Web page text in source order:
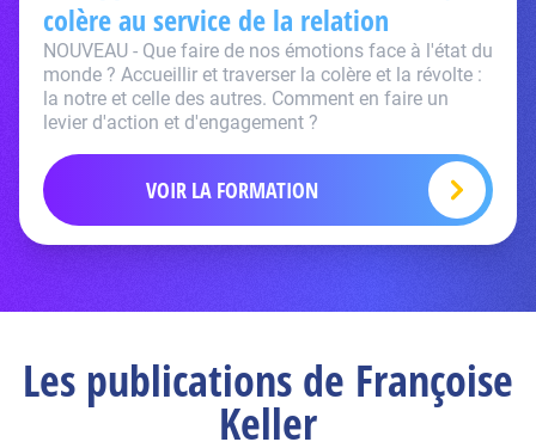
colère au service de la relation
NOUVEAU - Que faire de nos émotions face à l'état du
monde ? Accueillir et traverser la colère et la révolte :
la notre et celle des autres. Comment en faire un
levier d'action et d'engagement ?
VOIR LA FORMATION
Les publications de Françoise
Keller